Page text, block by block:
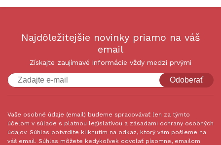
Najdôležitejšie novinky priamo na váš
email
Získajte zaujímavé informácie vždy medzi prvými
Odoberať
Vaše osobné údaje (email) budeme spracovávať len za týmto
účelom v súlade s platnou legislatívou a zásadami ochrany osobných
údajov. Súhlas potvrdíte kliknutím na odkaz, ktorý vám pošleme na
váš email. Súhlas môžete kedykoľvek odvolať písomne, emailom